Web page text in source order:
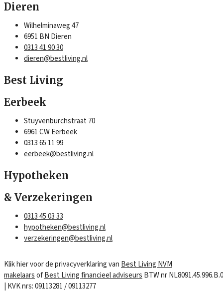
Dieren
Wilhelminaweg 47
6951 BN Dieren
0313 41 90 30
dieren@bestliving.nl
Best Living
Eerbeek
Stuyvenburchstraat 70
6961 CW Eerbeek
0313 65 11 99
eerbeek@bestliving.nl
Hypotheken
& Verzekeringen
0313 45 03 33
hypotheken@bestliving.nl
verzekeringen@bestliving.nl
Klik hier voor de privacyverklaring van Best Living NVM
makelaarsofBest Living financieel adviseurs BTW nr
| KVK nrs: 09113281 / 09113277